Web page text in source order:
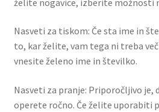
Nasveti za tiskom: Če sta ime in
to, kar želite, vam tega ni treba
vnesite želeno ime in številko.
Nasveti za pranje: Priporočljivo je,
operete ročno. Če želite uporabiti